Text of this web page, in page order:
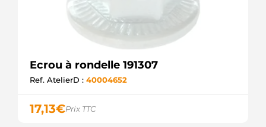
Ecrou à rondelle 191307
Ref. AtelierD : 40004652
17,13€Prix TTC